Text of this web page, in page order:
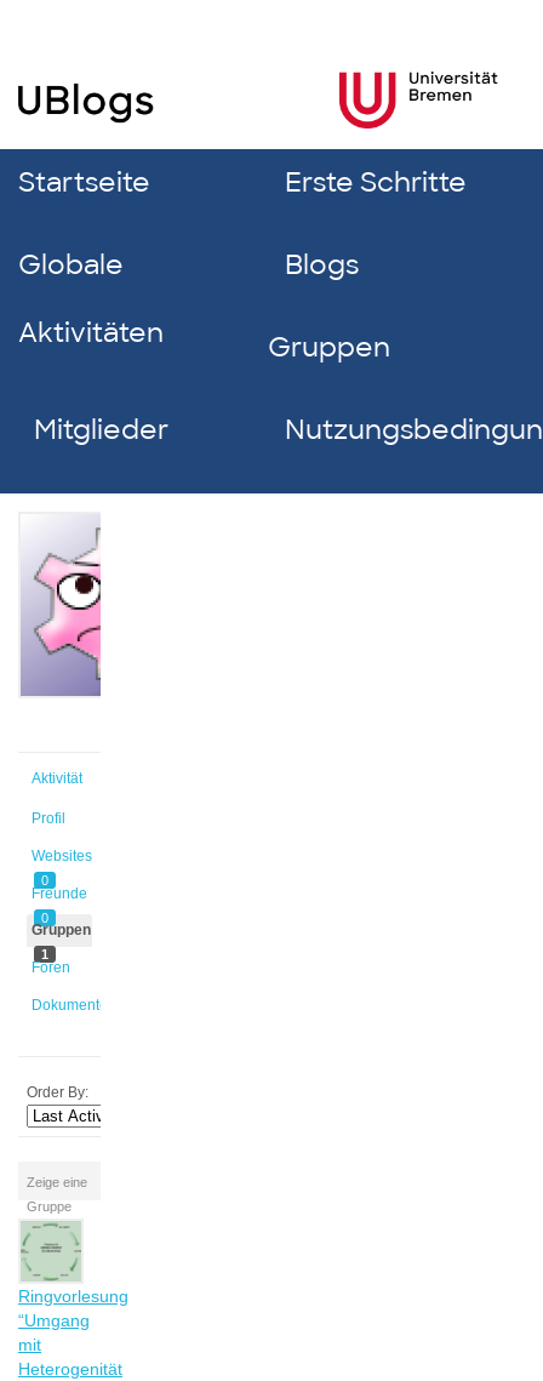
Startseite Erste Schritte
Globale
Aktivitäten
Blogs
Gruppen
Mitglieder
Aktivität
Profil
Websites
0
Freunde
0
Gruppen
1
Foren
Dokumente
Order By:
Zeige eine
Gruppe
Ringvorlesung
“Umgang
mit
Heterogenität